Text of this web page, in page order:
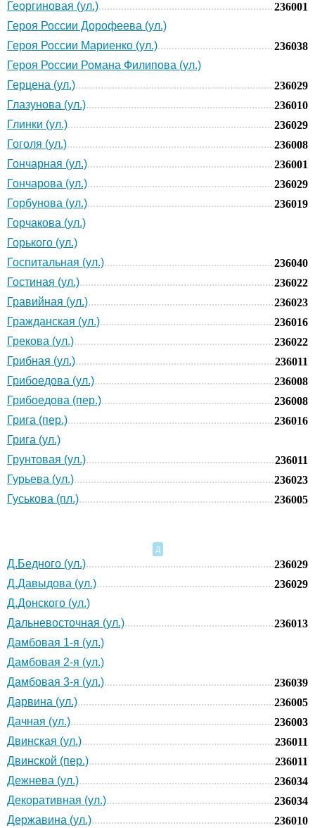
Георгиновая (ул.)
236001
Героя России Дорофеева (ул.)
Героя России Мариенко (ул.)
236038
Героя России Романа Филипова (ул.)
Герцена (ул.)
236029
Глазунова (ул.)
236010
Глинки (ул.)
236029
Гоголя (ул.)
236008
Гончарная (ул.)
236001
Гончарова (ул.)
236029
Горбунова (ул.)
236019
Горчакова (ул.)
Горького (ул.)
Госпитальная (ул.)
236040
Гостиная (ул.)
236022
Гравийная (ул.)
236023
Гражданская (ул.)
236016
Грекова (ул.)
236022
Грибная (ул.)
236011
Грибоедова (ул.)
236008
Грибоедова (пер.)
236008
Грига (пер.)
236016
Грига (ул.)
Грунтовая (ул.)
236011
Гурьева (ул.)
236023
Гуськова (пл.)
236005
Д
Д.Бедного (ул.)
236029
Д.Давыдова (ул.)
236029
Д.Донского (ул.)
Дальневосточная (ул.)
236013
Дамбовая 1-я (ул.)
Дамбовая 2-я (ул.)
Дамбовая 3-я (ул.)
236039
Дарвина (ул.)
236005
Дачная (ул.)
236003
Двинская (ул.)
236011
Двинской (пер.)
236011
Дежнева (ул.)
236034
Декоративная (ул.)
236034
Державина (ул.)
236010